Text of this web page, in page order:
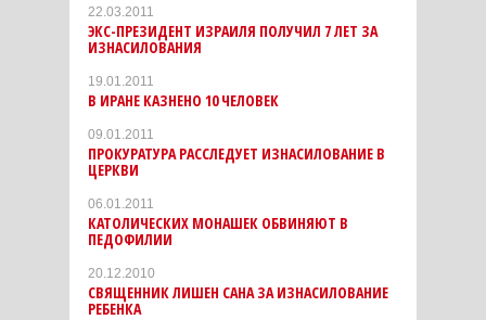
22.03.2011
ЭКС-ПРЕЗИДЕНТ ИЗРАИЛЯ ПОЛУЧИЛ 7 ЛЕТ ЗА
ИЗНАСИЛОВАНИЯ
19.01.2011
В ИРАНЕ КАЗНЕНО 10 ЧЕЛОВЕК
09.01.2011
ПРОКУРАТУРА РАССЛЕДУЕТ ИЗНАСИЛОВАНИЕ В
ЦЕРКВИ
06.01.2011
КАТОЛИЧЕСКИХ МОНАШЕК ОБВИНЯЮТ В
ПЕДОФИЛИИ
20.12.2010
CВЯЩЕННИК ЛИШЕН САНА ЗА ИЗНАСИЛОВАНИЕ
РЕБЕНКА